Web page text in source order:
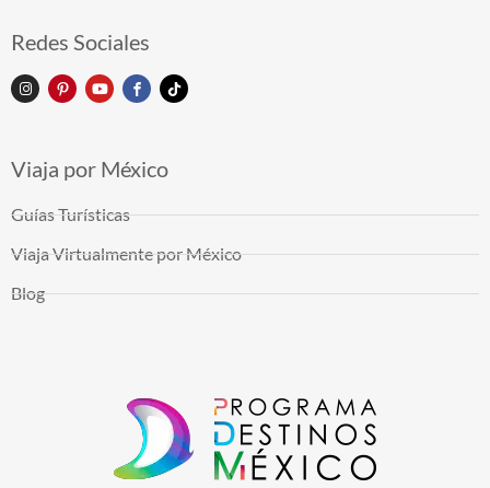
Redes Sociales
Viaja por México
Guías Turísticas
Viaja Virtualmente por México
Blog